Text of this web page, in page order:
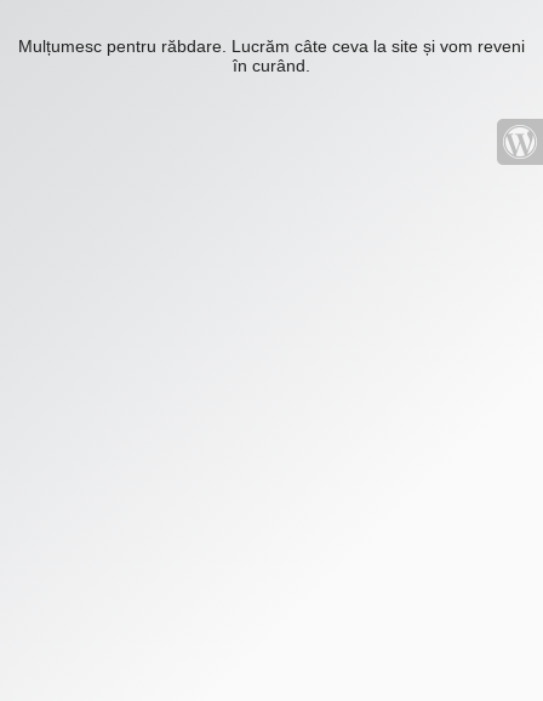
Mulțumesc pentru răbdare. Lucrăm câte ceva la site și vom reveni
în curând.